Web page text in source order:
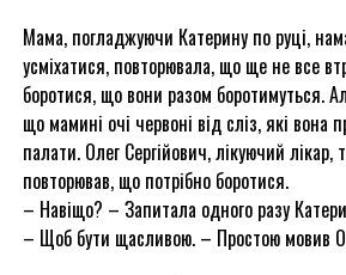
Мама, погладжуючи Катерину по руці,
усміхатися, повторювала, що ще не все
боротися, що вони разом боротимуться.
що мамині очі червоні від сліз, які вона
палати. Олег Сергійович, лікуючий лікар,
повторював, що потрібно боротися.
– Навіщо? – Запитала одного разу
– Щоб бути щасливою. – Простою мовив